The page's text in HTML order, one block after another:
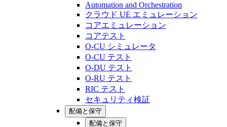
Automation and Orchestration
クラウド UE エミュレーション
コアエミュレーション
コアテスト
O-CU シミュレータ
O-CU テスト
O-DU テスト
O-RU テスト
RIC テスト
セキュリティ検証
配備と保守
配備と保守